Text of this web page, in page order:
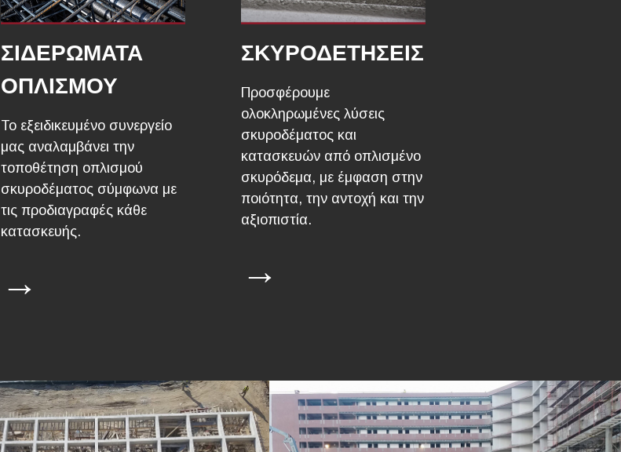
ΣΙΔΕΡΩΜΑΤΑ
ΟΠΛΙΣΜΟΥ
Το εξειδικευμένο συνεργείο
μας αναλαμβάνει την
τοποθέτηση οπλισμού
σκυροδέματος σύμφωνα με
τις προδιαγραφές κάθε
κατασκευής.
→
ΣΚΥΡΟΔΕΤΗΣΕΙΣ
Προσφέρουμε
ολοκληρωμένες λύσεις
σκυροδέματος και
κατασκευών από οπλισμένο
σκυρόδεμα, με έμφαση στην
ποιότητα, την αντοχή και την
αξιοπιστία.
→